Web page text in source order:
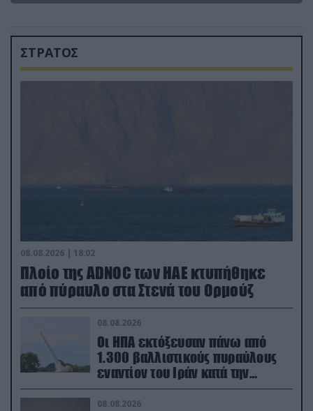
ΣΤΡΑΤΟΣ
08.08.2026 | 18:02
Πλοίο της ADNOC των ΗΑΕ κτυπήθηκε
από πύραυλο στα Στενά του Ορμούζ
08.08.2026
Οι ΗΠΑ εκτόξευσαν πάνω από
1.300 βαλλιστικούς πυραύλους
εναντίον του Ιράν κατά την
διάρκεια του πολέμου
08.08.2026